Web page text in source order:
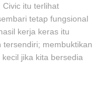
itu terlihat
tetap fungsional
kerja keras itu
tersendiri; membuktikan
jika kita bersedia